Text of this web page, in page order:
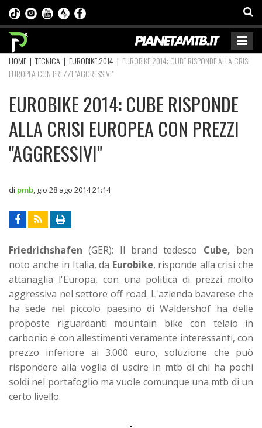
HOME |TECNICA | EUROBIKE 2014 | EUROBIKE 2014: CUBE RISPONDE ALLA CRISI
EUROPEA CON PREZZI "AGGRESSIVI"
EUROBIKE 2014: CUBE RISPONDE
ALLA CRISI EUROPEA CON PREZZI
"AGGRESSIVI"
di pmb gio 28 ago 2014 21:14
Friedrichshafen(GER): Il brand tedesco Cube, ben
noto anche in Italia, da Eurobike, risponde alla crisi che
attanaglia l'Europa, con una politica di prezzi molto
aggressiva nel settore off road. L'azienda bavarese che
ha sede nel piccolo paesino di Waldershof ha delle
proposte riguardanti mountain bike con telaio in
carbonio e con allestimenti veramente interessanti, con
prezzo inferiore ai 3.000 euro, soluzione che può
rispondere alla voglia di uscire in mtb di chi ha pochi
soldi nel portafoglio ma vuole comunque una mtb di un
certo livello.